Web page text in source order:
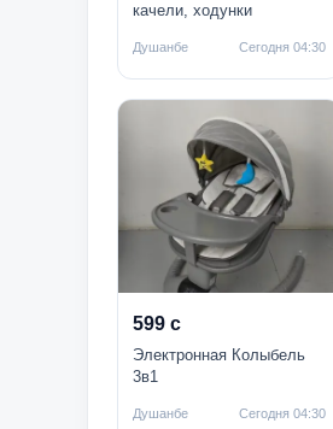
качели, ходунки
Душанбе Сегодня 04:30
599 с
Электронная Колыбель
3в1
Душанбе Сегодня 04:30